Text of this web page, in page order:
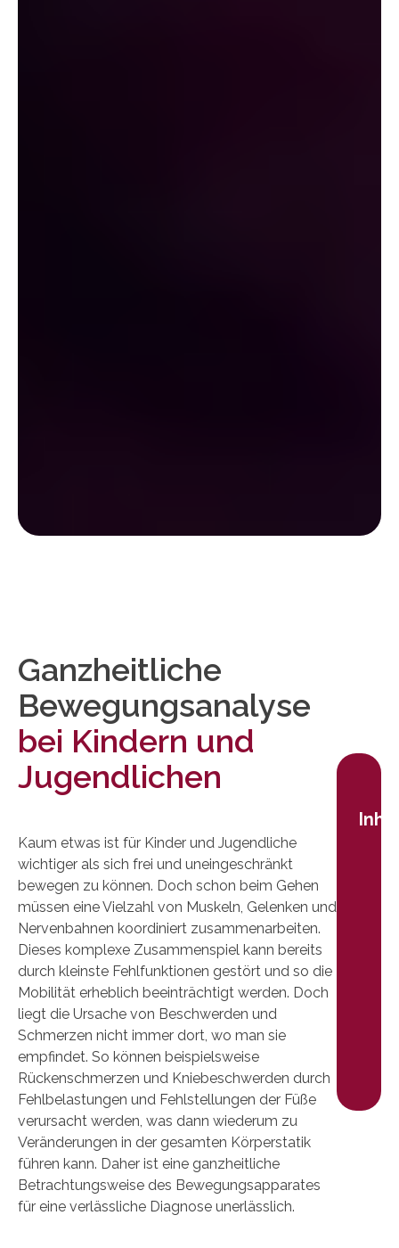
Ganzheitliche
Bewegungsanalyse
bei Kindern und
Jugendlichen
Kaum etwas ist für Kinder und Jugendliche
wichtiger als sich frei und uneingeschränkt
bewegen zu können. Doch schon beim Gehen
müssen eine Vielzahl von Muskeln, Gelenken und
Nervenbahnen koordiniert zusammenarbeiten.
Dieses komplexe Zusammenspiel kann bereits
durch kleinste Fehlfunktionen gestört und so die
Mobilität erheblich beeinträchtigt werden. Doch
liegt die Ursache von Beschwerden und
Schmerzen nicht immer dort, wo man sie
empfindet. So können beispielsweise
Rückenschmerzen und Kniebeschwerden durch
Fehlbelastungen und Fehlstellungen der Füße
verursacht werden, was dann wiederum zu
Veränderungen in der gesamten Körperstatik
führen kann. Daher ist eine ganzheitliche
Betrachtungsweise des Bewegungsapparates
für eine verlässliche Diagnose unerlässlich.